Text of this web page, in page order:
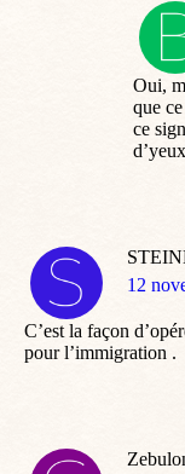
Oui,
que
ce
dit
12
C’est la façon
pour l’immigration .